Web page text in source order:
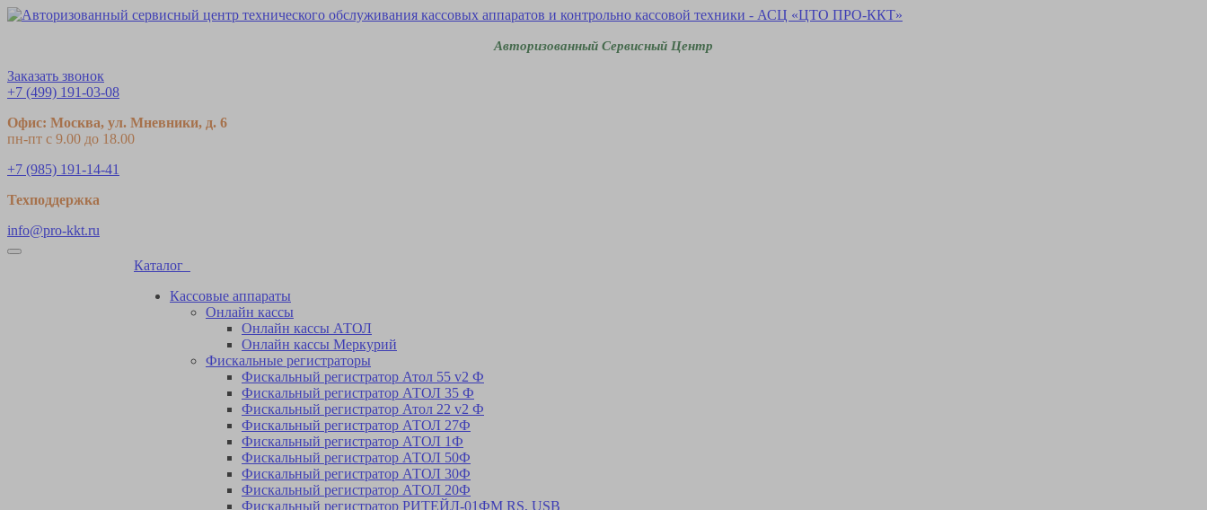
Авторизованный Сервисный Центр
Заказать звонок
+7 (499) 191-03-08
Офис: Москва, ул. Мневники, д. 6
пн-пт с 9.00 до 18.00
+7 (985) 191-14-41
Теxподдержка
info@pro-kkt.ru
Каталог
Кассовые аппараты
Онлайн кассы
Онлайн кассы АТОЛ
Онлайн кассы Меркурий
Фискальные регистраторы
Фискальный регистратор Атол 55 v2 Ф
Фискальный регистратор АТОЛ 35 Ф
Фискальный регистратор Атол 22 v2 Ф
Фискальный регистратор АТОЛ 27Ф
Фискальный регистратор АТОЛ 1Ф
Фискальный регистратор АТОЛ 50Ф
Фискальный регистратор АТОЛ 30Ф
Фискальный регистратор АТОЛ 20Ф
Фискальный регистратор РИТЕЙЛ-01ФM RS, USB